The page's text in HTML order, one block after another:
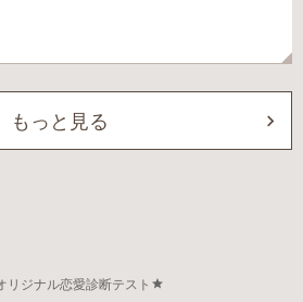
もっと見る
リジナル恋愛診断テスト